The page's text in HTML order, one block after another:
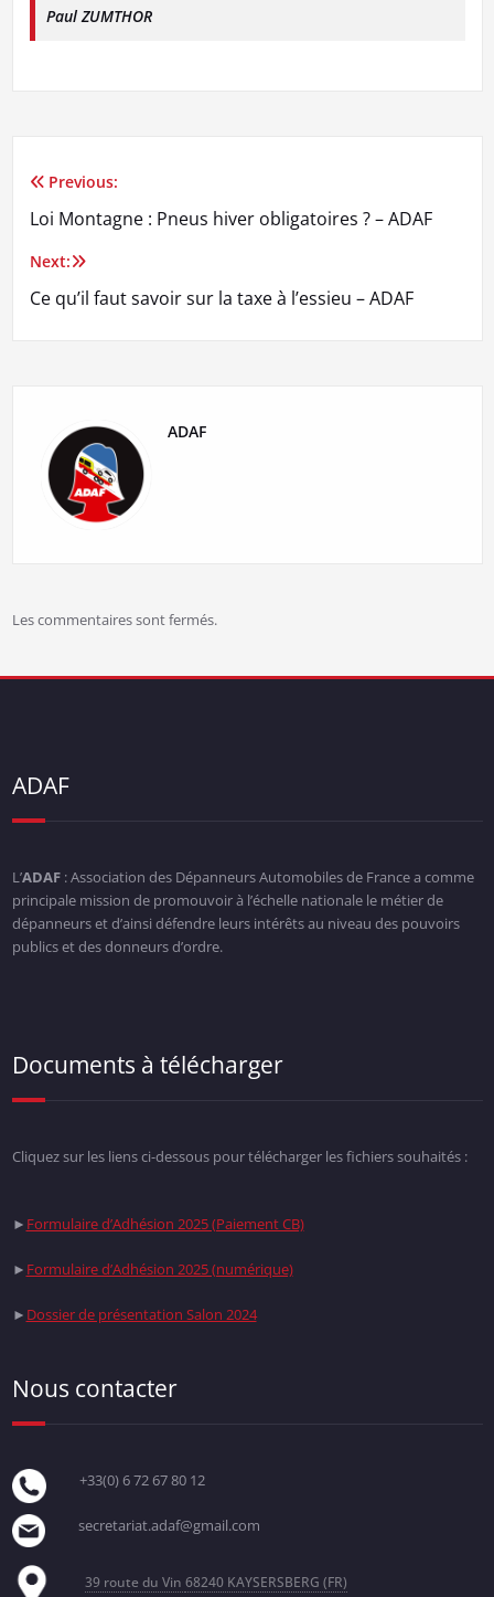
Paul ZUMTHOR
Navigation
de
l’article
Previous:
Loi Montagne : Pneus hiver obligatoires ? – ADAF
Next:
Ce qu’il faut savoir sur la taxe à l’essieu – ADAF
ADAF
Les commentaires sont fermés.
ADAF
L’ADAF: Association des Dépanneurs Automobiles de France a comme
principale mission de promouvoir à l’échelle nationale le métier de
dépanneurs et d’ainsi défendre leurs intérêts au niveau des pouvoirs
publics et des donneurs d’ordre.
Documents à télécharger
Cliquez sur les liens ci-dessous pour télécharger les fichiers souhaités :
► Formulaire d’Adhésion 2025 (Paiement CB)
► Formulaire d’Adhésion 2025 (numérique)
► Dossier de présentation Salon 2024
Nous contacter
+33(0) 6 72 67 80 12
secretariat.adaf@gmail.com
39 route du Vin 68240 KAYSERSBERG (FR)